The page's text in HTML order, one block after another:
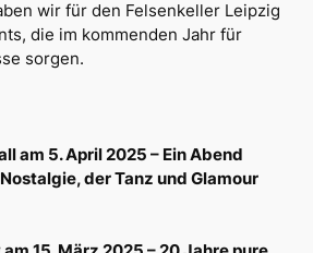
wir für den Felsenkeller Leipzig
die im kommenden Jahr für
sorgen.
am 5. April 2025 – Ein Abend
der Tanz und Glamour